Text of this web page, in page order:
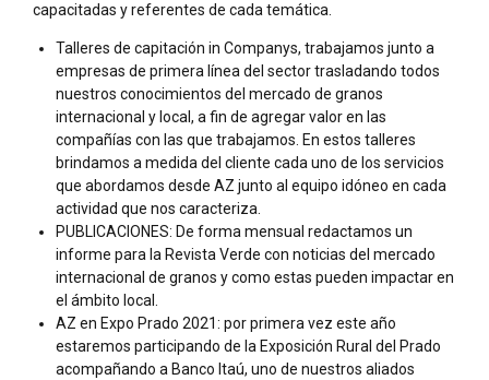
capacitadas y referentes de cada temática.
Talleres de capitación in Companys, trabajamos junto a
empresas de primera línea del sector trasladando todos
nuestros conocimientos del mercado de granos
internacional y local, a fin de agregar valor en las
compañías con las que trabajamos. En estos talleres
brindamos a medida del cliente cada uno de los servicios
que abordamos desde AZ junto al equipo idóneo en cada
actividad que nos caracteriza.
PUBLICACIONES: De forma mensual redactamos un
informe para la Revista Verde con noticias del mercado
internacional de granos y como estas pueden impactar en
el ámbito local.
AZ en Expo Prado 2021: por primera vez este año
estaremos participando de la Exposición Rural del Prado
acompañando a Banco Itaú, uno de nuestros aliados